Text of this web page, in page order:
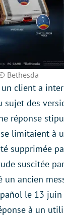
Bethesda
client a
sujet des
réponse
limitaient à
supprimée
suscitée
ancien
le 13 juin
à un